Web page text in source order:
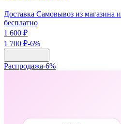
Доставка Самовывоз из магазина
бесплатно
1 600 ₽
1 700 ₽-6%
Распродажа-6%